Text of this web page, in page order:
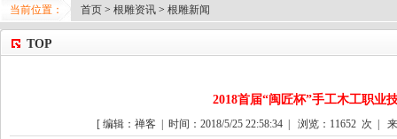
当前位置： 首页 > 根雕资讯 > 根雕新闻
TOP
2018首届“闽匠杯”手工木工职业
[ 编辑：禅客 | 时间：2018/5/25 22:58:34 | 浏览： 11652次 | 来